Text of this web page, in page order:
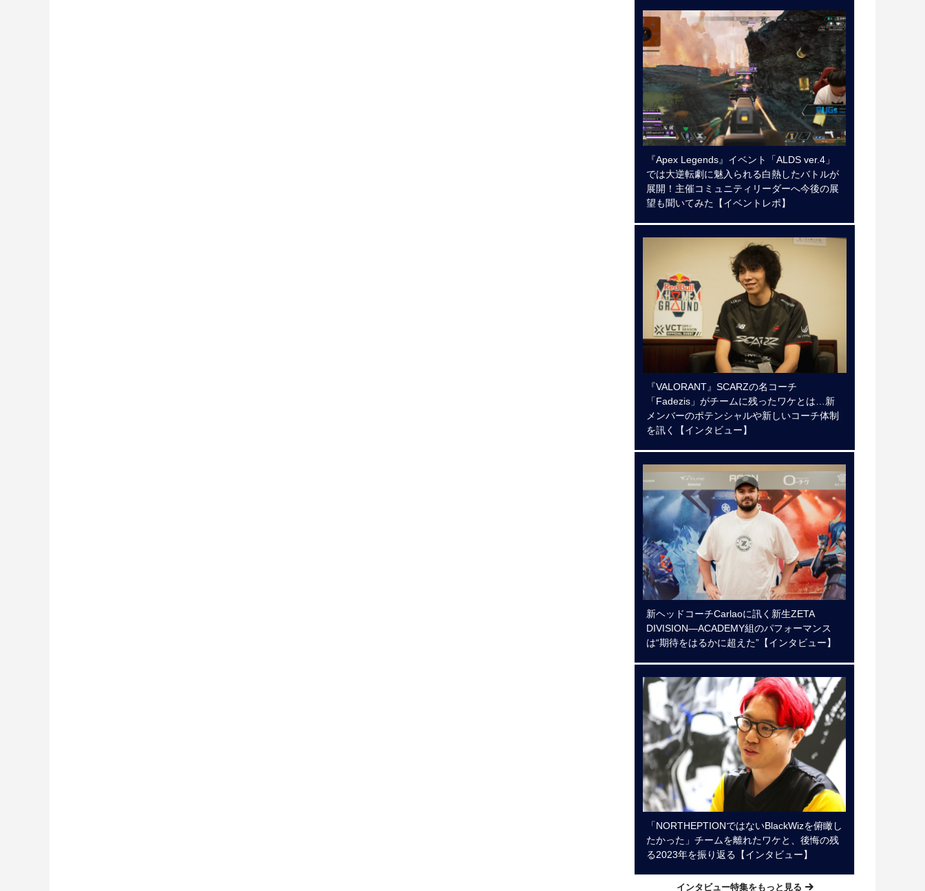
『Apex Legends』イベント「ALDS ver.4」
では大逆転劇に魅入られる白熱したバトルが
展開！主催コミュニティリーダーへ今後の展
望も聞いてみた【イベントレポ】
『VALORANT』SCARZの名コーチ
「Fadezis」がチームに残ったワケとは…新
メンバーのポテンシャルや新しいコーチ体制
を訊く【インタビュー】
新ヘッドコーチCarlaoに訊く新生ZETA
DIVISION―ACADEMY組のパフォーマンス
は“期待をはるかに超えた”【インタビュー】
「NORTHEPTIONではないBlackWizを俯瞰し
たかった」チームを離れたワケと、後悔の残
る2023年を振り返る【インタビュー】
インタビュー特集をもっと見る